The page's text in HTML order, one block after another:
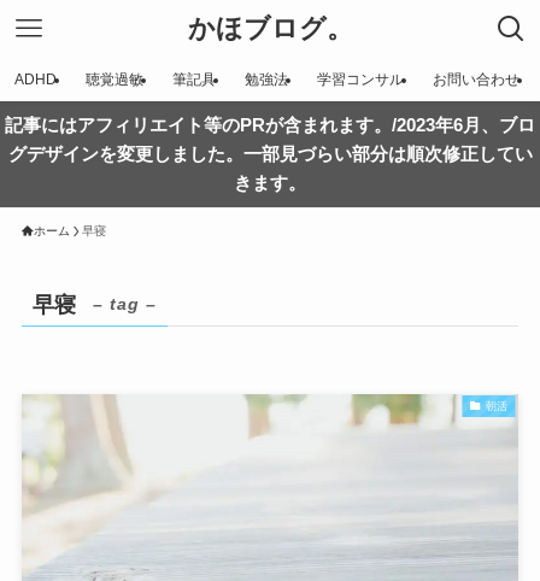
かほブログ。
ADHD 聴覚過敏 筆記具 勉強法 学習コンサル お問い合わせ
記事にはアフィリエイト等のPRが含まれます。/2023年6月、ブロ
グデザインを変更しました。一部見づらい部分は順次修正してい
きます。
ホーム 早寝
早寝 – tag –
朝活